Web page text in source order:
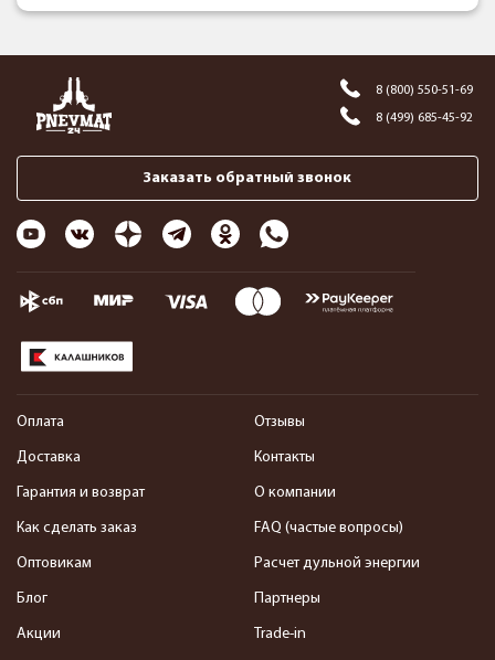
8 (800) 550-51-69
8 (499) 685-45-92
Заказать обратный звонок
Оплата
Доставка
Гарантия и возврат
Как сделать заказ
Оптовикам
Блог
Акции
Отзывы
Контакты
О компании
FAQ (частые вопросы)
Расчет дульной энергии
Партнеры
Trade-in